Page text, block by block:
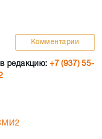
Комментарии
редакцию: +7 (937) 55-